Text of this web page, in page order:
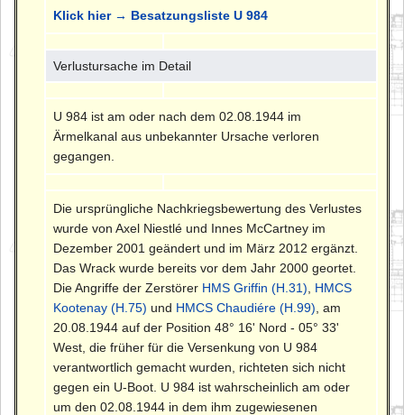
Klick hier → Besatzungsliste U 984
Verlustursache im Detail
U 984 ist am oder nach dem 02.08.1944 im
Ärmelkanal aus unbekannter Ursache verloren
gegangen.
Die ursprüngliche Nachkriegsbewertung des Verlustes
wurde von Axel Niestlé und Innes McCartney im
Dezember 2001 geändert und im März 2012 ergänzt.
Das Wrack wurde bereits vor dem Jahr 2000 geortet.
Die Angriffe der Zerstörer HMS Griffin (H.31)
HMCS
Kootenay (H.75) und HMCS Chaudiére (H.99) , am
20.08.1944 auf der Position 48° 16' Nord - 05° 33'
West, die früher für die Versenkung von U 984
verantwortlich gemacht wurden, richteten sich nicht
gegen ein U-Boot. U 984 ist wahrscheinlich am oder
um den 02.08.1944 in dem ihm zugewiesenen